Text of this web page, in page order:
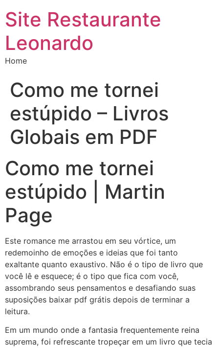
Site Restaurante
Leonardo
Home
Como me tornei
estúpido – Livros
Globais em PDF
Como me tornei
estúpido | Martin
Page
Este romance me arrastou em seu vórtice, um
redemoinho de emoções e ideias que foi tanto
exaltante quanto exaustivo. Não é o tipo de livro que
você lê e esquece; é o tipo que fica com você,
assombrando seus pensamentos e desafiando suas
suposições baixar pdf grátis depois de terminar a
leitura.
Em um mundo onde a fantasia frequentemente reina
suprema, foi refrescante tropeçar em um livro que tecia